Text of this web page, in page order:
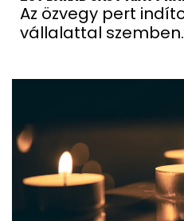
Az özvegy pert
vállalattal szemben.